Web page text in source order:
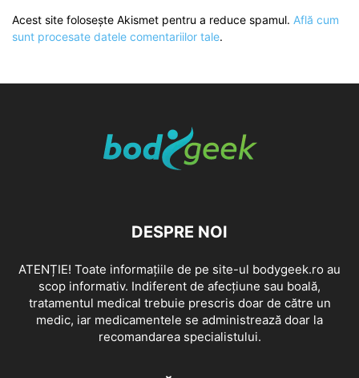
Acest site folosește Akismet pentru a reduce spamul. Află cum
sunt procesate datele comentariilor tale.
DESPRE NOI
ATENȚIE! Toate informațiile de pe site-ul bodygeek.ro au
scop informativ. Indiferent de afecțiune sau boală,
tratamentul medical trebuie prescris doar de către un
medic, iar medicamentele se administrează doar la
recomandarea specialistului.